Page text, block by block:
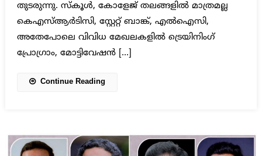
തുടരുന്നു. സ്കൂൾ, കോളേജ് തലങ്ങളിൽ മാത്രമല്ല
കെഎസ്ആർടിസി, സ്റ്റേറ്റ് ബാങ്ക്, എൽഐസി,
അതേപോലെ വിവിധ മേഖലകളിൽ ട്രെയിനിംഗ്
പ്രോഗ്രാം, മോട്ടിവേഷൻ […]
Continue Reading